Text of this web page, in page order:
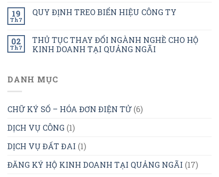
19
Th7
QUY ĐỊNH TREO BIỂN HIỆU CÔNG TY
02
Th7
THỦ TỤC THAY ĐỔI NGÀNH NGHỀ CHO HỘ
KINH DOANH TẠI QUẢNG NGÃI
DANH MỤC
CHỮ KÝ SỐ – HÓA ĐƠN ĐIỆN TỬ(6)
DỊCH VỤ CÔNG (1)
DỊCH VỤ ĐẤT ĐAI (1)
ĐĂNG KÝ HỘ KINH DOANH TẠI QUẢNG NGÃI (17)